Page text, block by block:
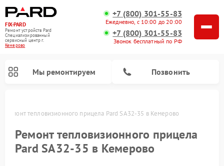
FIX-PARD
Ремонт устройств Pard
Специализированный
cервисный центр г.
Кемерово
+7 (800) 301-55-83
Ежедневно, с 10:00 до 20:00
+7 (800) 301-55-83
Звонок бесплатный по РФ
Мы ремонтируем Позвонить
Ремонт тепловизионного прицела Pard SA32-35 в Кемерово
Ремонт тепловизионного прицела
Pard SA32-35 в Кемерово